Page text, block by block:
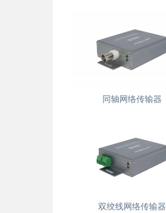
同轴网络传输器
双绞线网络传输器